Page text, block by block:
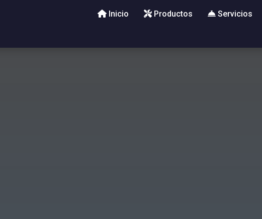
Inicio Productos Servicios